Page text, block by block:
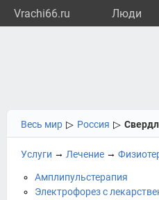
Vrachi66.ru Люди
Весь мир ▷ Россия ▷
Услуги → Лечение →
Амплипульстерапия
Электрофорез с